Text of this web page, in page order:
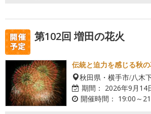
第102回 増田の花火
伝統と迫力を感じる秋
秋田県・横手市/八木
期間： 2026年9月14
開催時間： 19:00～